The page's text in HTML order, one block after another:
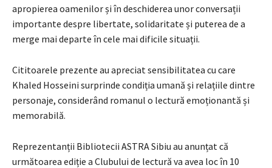
apropierea oamenilor și în deschiderea unor conversații
importante despre libertate, solidaritate și puterea de a
merge mai departe în cele mai dificile situații.
Cititoarele prezente au apreciat sensibilitatea cu care
Khaled Hosseini surprinde condiția umană și relațiile dintre
personaje, considerând romanul o lectură emoționantă și
memorabilă.
Reprezentanții Bibliotecii ASTRA Sibiu au anunțat că
următoarea ediție a Clubului de lectură va avea loc în 10